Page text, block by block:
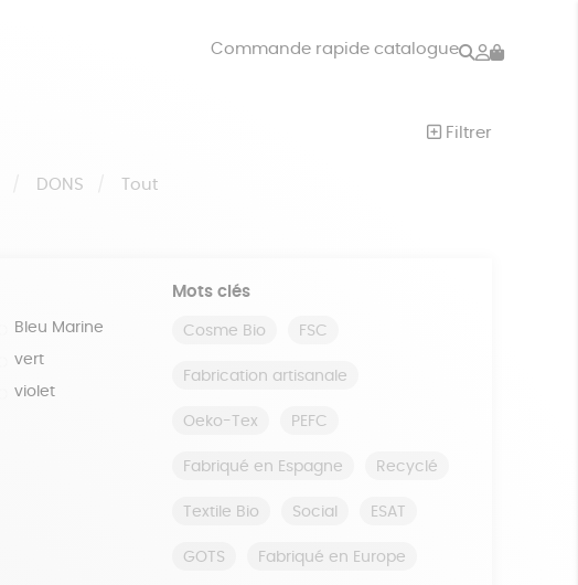
Commande rapide catalogue Rechercher
Mon
Filtrer
DONS Tout
Bleu Marine
vert
violet
Mots clés
Cosme Bio FSC
Fabrication artisanale
Oeko-Tex PEFC
Fabriqué en Espagne Recyclé
Textile Bio Social ESAT
GOTS Fabriqué en Europe